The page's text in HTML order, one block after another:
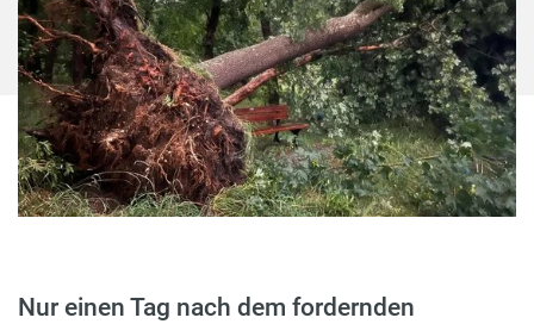
Nur einen Tag nach dem fordernden